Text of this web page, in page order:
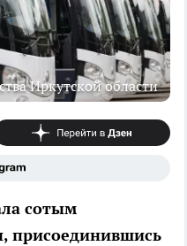
Иркутской области
сотым
присоединившись